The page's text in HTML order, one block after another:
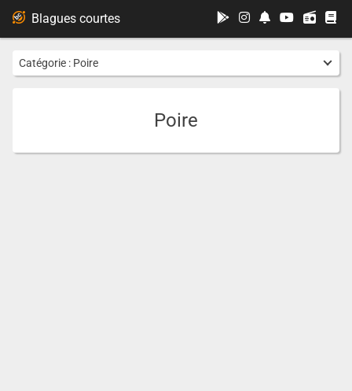
Catégorie : Poire
Poire
Blagues courtes